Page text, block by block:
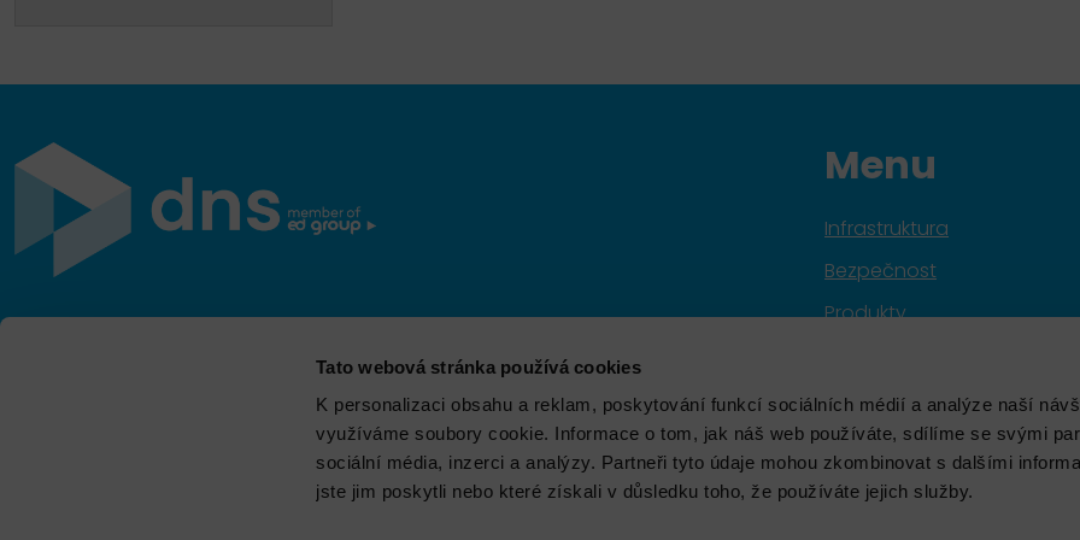
Tato webová stránka používá cookies
K personalizaci obsahu a reklam, poskytování funkcí sociálních médií a analýze naší
využíváme soubory cookie. Informace o tom, jak náš web používáte, sdílíme se svými
sociální média, inzerci a analýzy. Partneři tyto údaje mohou zkombinovat s dalšími
jste jim poskytli nebo které získali v důsledku toho, že používáte jejich služby.
Menu
Infrastruktura
Bezpečnost
Produkty
Značky
Školení
Aktuality
IT, obchodu, softwarových řešení, komunikace, e-
commerce a technologií s 30 lety zkušeností, více než
700 odborníky a tržbami přesahujícími 16 miliard.